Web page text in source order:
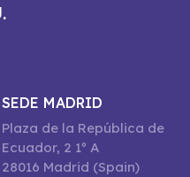
SEDE MADRID
Plaza de la República de
Ecuador, 2 1º A
28016 Madrid (Spain)